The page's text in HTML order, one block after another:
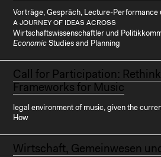
Vorträge, Gespräch, Lecture-Performance
A JOURNEY OF IDEAS ACROSS
Wirtschaftswissenschaftler und
Economic Studies and Planning
Call for Participation:
Frameworks for Music
legal environment of music, given the
How
Wirtschaft, Gemeinwesen